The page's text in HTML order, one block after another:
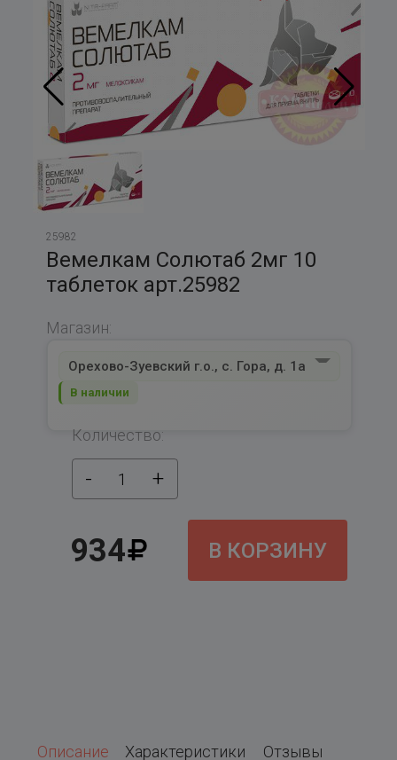
25982
Вемелкам Солютаб 2мг 10
таблеток арт.25982
Магазин:
Орехово-Зуевский г.о., с. Гора, д. 1а
В наличии
Количество:
- 1 +
934 В КОРЗИНУ
Описание Характеристики Отзывы